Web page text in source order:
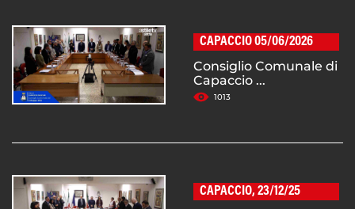
CAPACCIO 05/06/2026
Consiglio Comunale di
Capaccio ...
1013
CAPACCIO, 23/12/25